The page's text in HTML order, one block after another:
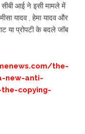
आई ने इसी मामले में
यादव , हेमा यादव और
या प्रोपटी के बदले जॉब
the-
new-anti-
copying-